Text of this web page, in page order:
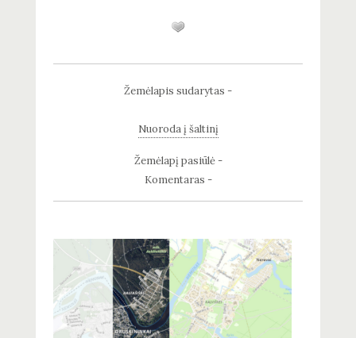
Žemėlapis sudarytas -
Nuoroda į šaltinį
Žemėlapį pasiūlė -
Komentaras -